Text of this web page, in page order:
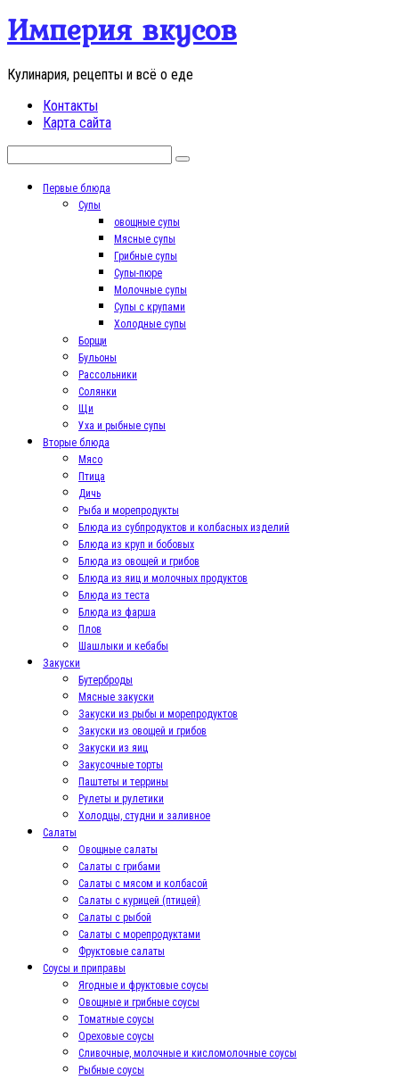
Перейти
контенту
Империя вкусов
Кулинария, рецепты и всё о еде
Контакты
Карта сайта
Первые блюда
Супы
овощные супы
Мясные супы
Грибные супы
Супы-пюре
Молочные супы
Супы с крупами
Холодные супы
Борщи
Бульоны
Рассольники
Солянки
Щи
Уха и рыбные супы
Вторые блюда
Мясо
Птица
Дичь
Рыба и морепродукты
Блюда из субпродуктов и колбасных изделий
Блюда из круп и бобовых
Блюда из овощей и грибов
Блюда из яиц и молочных продуктов
Блюда из теста
Блюда из фарша
Плов
Шашлыки и кебабы
Закуски
Бутерброды
Мясные закуски
Закуски из рыбы и морепродуктов
Закуски из овощей и грибов
Закуски из яиц
Закусочные торты
Паштеты и террины
Рулеты и рулетики
Холодцы, студни и заливное
Салаты
Овощные салаты
Салаты с грибами
Салаты с мясом и колбасой
Салаты с курицей (птицей)
Салаты с рыбой
Салаты с морепродуктами
Фруктовые салаты
Соусы и приправы
Ягодные и фруктовые соусы
Овощные и грибные соусы
Томатные соусы
Ореховые соусы
Сливочные, молочные и кисломолочные соусы
Рыбные соусы